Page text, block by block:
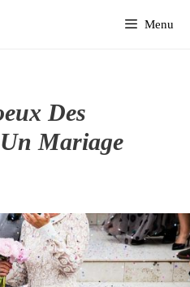
Menu
Des
Mariage